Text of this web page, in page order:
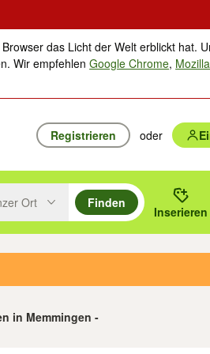
das Licht der Welt erblickt hat.
Wir empfehlenGoogle Chrome,
Registrieren oder
unten durchsuchen und mit
drücken um zu suchen, oder
Ort
Finden
Inserieren
in Memmingen -